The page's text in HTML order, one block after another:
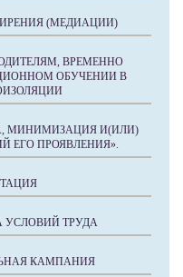
(МЕДИАЦИИ)
ВРЕМЕННО
ОБУЧЕНИИ В
МИНИМИЗАЦИЯ И(ИЛИ)
ЕГО ПРОЯВЛЕНИЯ».
УСЛОВИЙ ТРУДА
КАМПАНИЯ